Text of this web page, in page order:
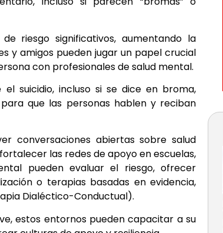
riesgo significativos, aumentando la
y amigos pueden jugar un papel crucial
con profesionales de salud mental.
suicidio, incluso si se dice en broma,
que las personas hablen y reciban
conversaciones abiertas sobre salud
las redes de apoyo en escuelas,
pueden evaluar el riesgo, ofrecer
o terapias basadas en evidencia,
Dialéctico-Conductual).
estos entornos pueden capacitar a su